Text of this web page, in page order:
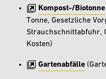
Kompost-/Biotonne
Tonne, Gesetzliche
Strauchschnittabfuhr,
Kosten)
Gartenabfälle